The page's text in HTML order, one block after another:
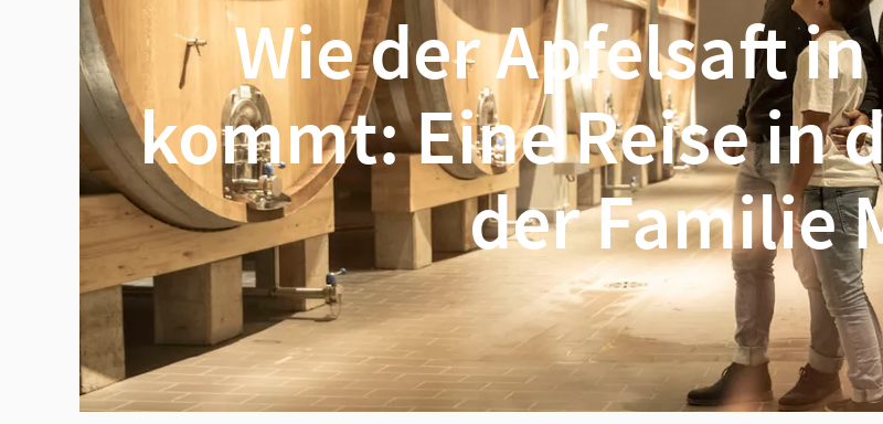
Wie der Apfelsaft
kommt: Eine Reise in
der Familie